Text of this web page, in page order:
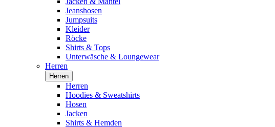
Jeanshosen
Jumpsuits
Kleider
Röcke
Shirts & Tops
Unterwäsche & Loungewear
Herren
Herren
Herren
Hoodies & Sweatshirts
Hosen
Jacken
Shirts & Hemden